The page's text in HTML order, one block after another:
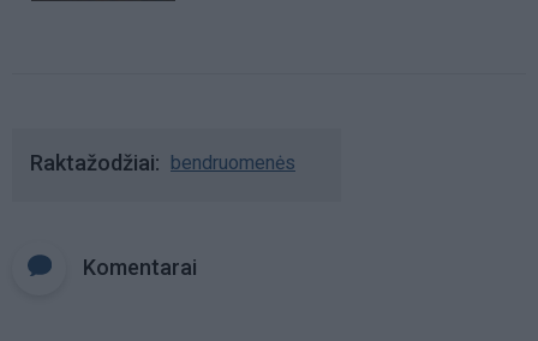
Raktažodžiai bendruomenės
Komentarai